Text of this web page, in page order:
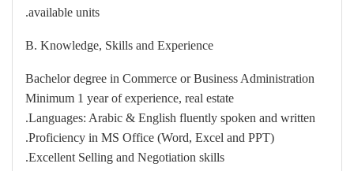
available units.
B. Knowledge, Skills and Experience
Bachelor degree in Commerce or Business Administration
Minimum 1 year of experience, real estate
Languages: Arabic & English fluently spoken and written.
Proficiency in MS Office (Word, Excel and PPT).
Excellent Selling and Negotiation skills.